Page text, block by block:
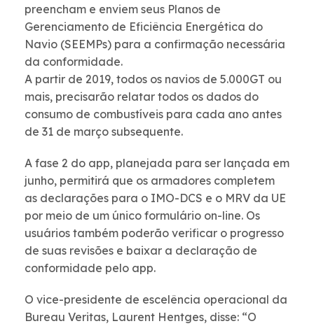
preencham e enviem seus Planos de
Gerenciamento de Eficiência Energética do
Navio (SEEMPs) para a confirmação necessária
da conformidade.
A partir de 2019, todos os navios de 5.000GT ou
mais, precisarão relatar todos os dados do
consumo de combustíveis para cada ano antes
de 31 de março subsequente.
A fase 2 do app, planejada para ser lançada em
junho, permitirá que os armadores completem
as declarações para o IMO-DCS e o MRV da UE
por meio de um único formulário on-line. Os
usuários também poderão verificar o progresso
de suas revisões e baixar a declaração de
conformidade pelo app.
O vice-presidente de escelência operacional da
Bureau Veritas, Laurent Hentges, disse: “O